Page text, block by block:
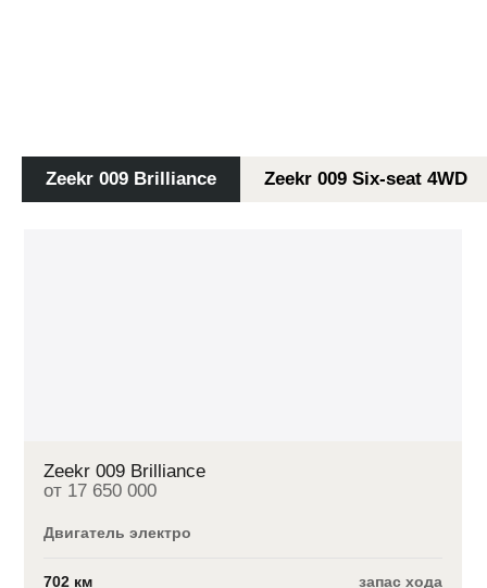
Zeekr 009 Brilliance Zeekr 009 Six-seat 4WD
Двигатель электро
702 км запас хода
Zeekr 009 Brilliance
от 17 650 000